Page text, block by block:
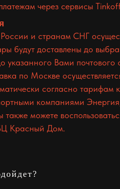
через сервисы
и странам СНГ
доставлены до
Вами почтового
по Москве
согласно тарифам
компаниями
можете
Красный Дом.